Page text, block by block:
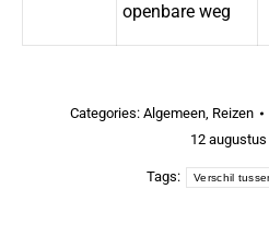
openbare weg
Categories: Algemeen, Reizen
12 augustus
Tags: Verschil